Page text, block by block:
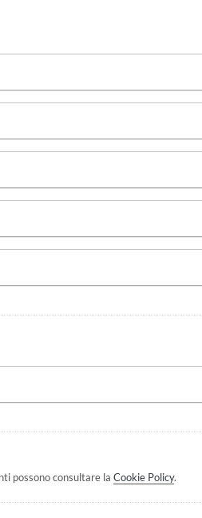
possono consultare la Cookie Policy.